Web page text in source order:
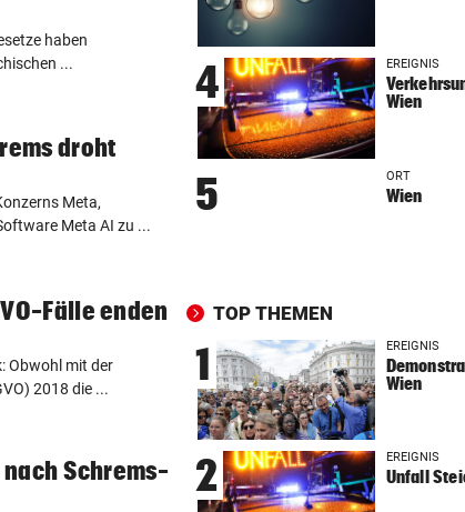
haben
...
droht
Meta,
Meta AI zu ...
Fälle enden
Obwohl mit der
2018 die ...
Schrems-
NA MAHLZEIT!
Nordkorea empfiehlt
gegen die Hitze
MUTTER IM KRANKENHAUS vor
Bub nach Pestizideinsatz in
Türkei gestorben
HAND AUFS HERZ
Warum sich Jugendwörter
schneller verändern
DIE EINZELNEN PHASEN vor
Wenn das Wasser ausgeht:
Österreichs Notfallplan
MARTYRIUM IN WIEN
4 EREIGNIS
Wien
5 ORT
Wien
TOP THEMEN
1 EREIGNIS
Wien
2 EREIGNIS
Unfall